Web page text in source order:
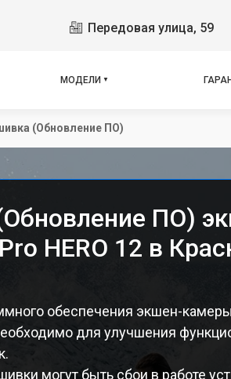
Передовая улица, 59
МОДЕЛИ
(Обновление ПО)
ПО)
HERO 12 в
обеспечения экшен-
для улучшения
могут быть сбои в работе